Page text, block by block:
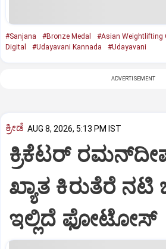
#Sanjana #Bronze Medal #Asian Weightlifting
Digital
#Udayavani Kannada #Udayavani
ADVERTISEMENT
ಕ್ರೀಡೆ AUG 8, 2026, 5:13 PM IST
ಕ್ರಿಕೆಟರ್‌
ಖ್ಯಾತ ಕಿರುತೆರೆ ನಟಿ
ಇಲ್ಲಿದೆ ಫೋಟೋಸ್